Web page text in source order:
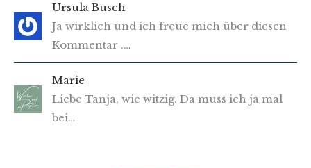
Ursula Busch
Ja wirklich und ich freue mich über diesen
Kommentar .…
Marie
Liebe Tanja, wie witzig. Da muss ich ja mal
bei…